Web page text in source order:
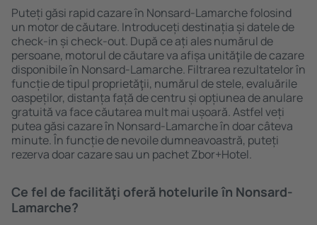
Puteți găsi rapid cazare în Nonsard-Lamarche folosind
un motor de căutare. Introduceți destinația și datele de
check-in și check-out. După ce ați ales numărul de
persoane, motorul de căutare va afișa unităţile de cazare
disponibile în Nonsard-Lamarche. Filtrarea rezultatelor în
funcție de tipul proprietăţii, numărul de stele, evaluările
oaspeților, distanța față de centru și opțiunea de anulare
gratuită va face căutarea mult mai ușoară. Astfel veți
putea găsi cazare în Nonsard-Lamarche în doar câteva
minute. În funcție de nevoile dumneavoastră, puteți
rezerva doar cazare sau un pachet Zbor+Hotel.
Ce fel de facilităţi oferă hotelurile în Nonsard-
Lamarche?